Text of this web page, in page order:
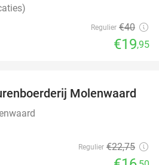
Regulier €40
€19,95
27%
Molenwaard
Regulier €22,75